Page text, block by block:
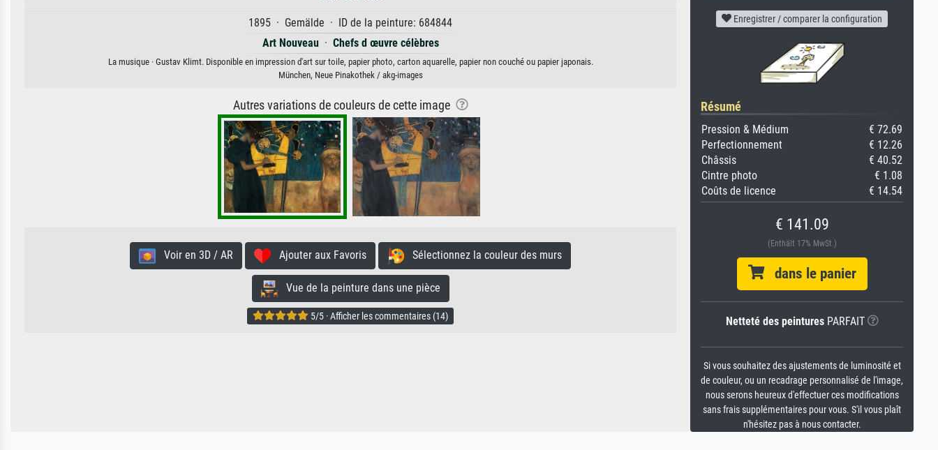
1895 · Gemälde · ID de la peinture: 684844
Art Nouveau· Chefs d œuvre célèbres
La musique · Gustav Klimt. Disponible en impression d'art sur toile, papier photo, carton aquarelle, papier non couché ou papier japonais.
München, Neue Pinakothek / akg-images
Autres variations de couleurs de cette image
Voir en 3D / AR Ajouter aux Favoris Sélectionnez la couleur des murs
Vue de la peinture dans une pièce
5/5 · Afficher les commentaires (14)
Enregistrer / comparer la configuration
Résumé
Pression & Médium
€ 72.69
Perfectionnement
€ 12.26
Châssis
€ 40.52
Cintre photo
€ 1.08
Coûts de licence
€ 14.54
€ 141.09
(Enthält 17% MwSt.)
dans le panier
Netteté des peinturesPARFAIT
Si vous souhaitez des ajustements de luminosité et
de couleur, ou un recadrage personnalisé de l'image,
nous serons heureux d'effectuer ces modifications
sans frais supplémentaires pour vous. S'il vous plaît
n'hésitez pas à nous contacter.